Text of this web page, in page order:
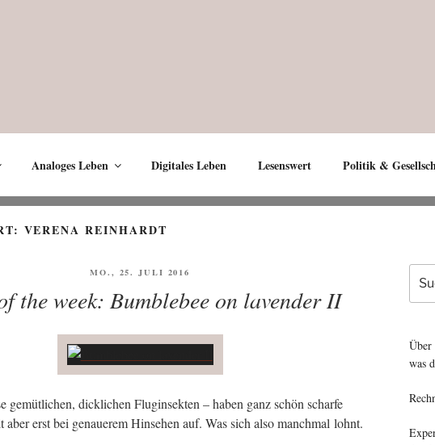
Analoges Leben Digitales Leben Lesenswert Politik &
VERENA REINHARDT
VERÖFFENTLICHT
MO., 25. JULI 2016
the week: Bumblebee on lavender II
gemüt­li­chen, dick­li­chen Flug­in­sek­ten – haben ganz schön schar­fe
aber erst bei genaue­rem Hin­se­hen auf. Was sich also manch­mal lohnt.
Suche
Über
was